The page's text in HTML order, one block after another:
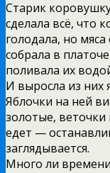
Старик
сделала всё, что
голодала, но
собрала в
поливала их
И выросла из них
Яблочки на ней
золотые, веточки
едет —
заглядывается.
Много ли